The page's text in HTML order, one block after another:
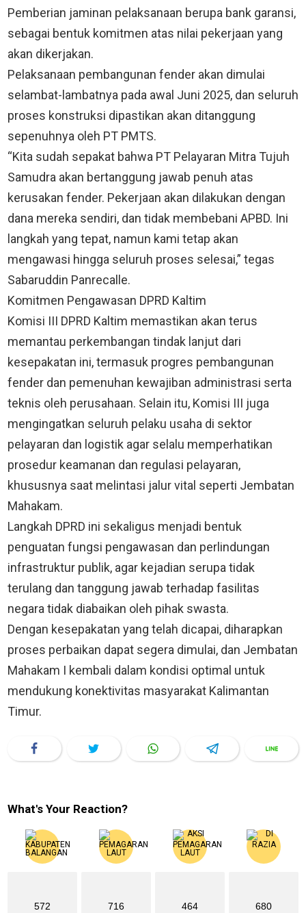
Pemberian jaminan pelaksanaan berupa bank garansi,
sebagai bentuk komitmen atas nilai pekerjaan yang
akan dikerjakan.
Pelaksanaan pembangunan fender akan dimulai
selambat-lambatnya pada awal Juni 2025, dan seluruh
proses konstruksi dipastikan akan ditanggung
sepenuhnya oleh PT PMTS.
“Kita sudah sepakat bahwa PT Pelayaran Mitra Tujuh
Samudra akan bertanggung jawab penuh atas
kerusakan fender. Pekerjaan akan dilakukan dengan
dana mereka sendiri, dan tidak membebani APBD. Ini
langkah yang tepat, namun kami tetap akan
mengawasi hingga seluruh proses selesai,” tegas
Sabaruddin Panrecalle.
Komitmen Pengawasan DPRD Kaltim
Komisi III DPRD Kaltim memastikan akan terus
memantau perkembangan tindak lanjut dari
kesepakatan ini, termasuk progres pembangunan
fender dan pemenuhan kewajiban administrasi serta
teknis oleh perusahaan. Selain itu, Komisi III juga
mengingatkan seluruh pelaku usaha di sektor
pelayaran dan logistik agar selalu memperhatikan
prosedur keamanan dan regulasi pelayaran,
khususnya saat melintasi jalur vital seperti Jembatan
Mahakam.
Langkah DPRD ini sekaligus menjadi bentuk
penguatan fungsi pengawasan dan perlindungan
infrastruktur publik, agar kejadian serupa tidak
terulang dan tanggung jawab terhadap fasilitas
negara tidak diabaikan oleh pihak swasta.
Dengan kesepakatan yang telah dicapai, diharapkan
proses perbaikan dapat segera dimulai, dan Jembatan
Mahakam I kembali dalam kondisi optimal untuk
mendukung konektivitas masyarakat Kalimantan
Timur.
What's Your Reaction?
572 716 464 680